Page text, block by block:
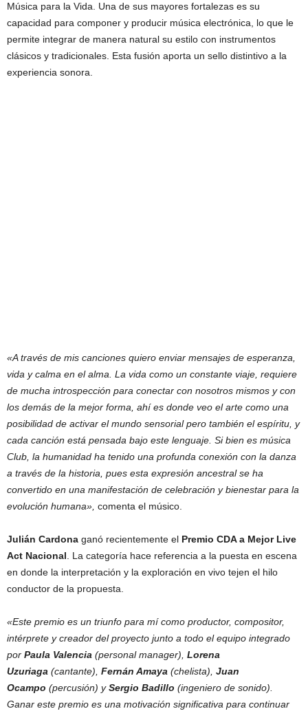
Música para la Vida. Una de sus mayores fortalezas es su
capacidad para componer y producir música electrónica, lo que le
permite integrar de manera natural su estilo con instrumentos
clásicos y tradicionales. Esta fusión aporta un sello distintivo a la
experiencia sonora.
«A través de mis canciones quiero enviar mensajes de esperanza,
vida y calma en el alma. La vida como un constante viaje, requiere
de mucha introspección para conectar con nosotros mismos y con
los demás de la mejor forma, ahí es donde veo el arte como una
posibilidad de activar el mundo sensorial pero también el espíritu, y
cada canción está pensada bajo este lenguaje. Si bien es música
Club, la humanidad ha tenido una profunda conexión con la danza
a través de la historia, pues esta expresión ancestral se ha
convertido en una manifestación de celebración y bienestar para la
evolución humana», comenta el músico.
Julián Cardona ganó recientemente el Premio CDA a Mejor Live
Act Nacional. La categoría hace referencia a la puesta en escena
en donde la interpretación y la exploración en vivo tejen el hilo
conductor de la propuesta.
«Este premio es un triunfo para mí como productor, compositor,
intérprete y creador del proyecto junto a todo el equipo integrado
por Paula Valencia (personal manager), Lorena
Uzuriaga (cantante), Fernán Amaya (chelista), Juan
Ocampo (percusión) ySergio Badillo (ingeniero de sonido).
Ganar este premio es una motivación significativa para continuar